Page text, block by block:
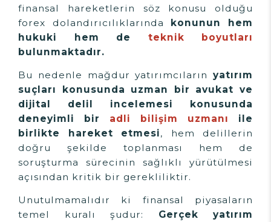
finansal hareketlerin söz konusu olduğu
forex dolandırıcılıklarında konunun hem
hukuki hem de teknik boyutları
bulunmaktadır.
Bu nedenle mağdur yatırımcıların yatırım
suçları konusunda uzman bir avukat ve
dijital delil incelemesi konusunda
deneyimli bir adli bilişim uzmanı
ile
birlikte hareket etmesi, hem delillerin
doğru şekilde toplanması hem de
soruşturma sürecinin sağlıklı yürütülmesi
açısından kritik bir gerekliliktir.
Unutulmamalıdır ki finansal piyasaların
temel kuralı şudur: Gerçek yatırım